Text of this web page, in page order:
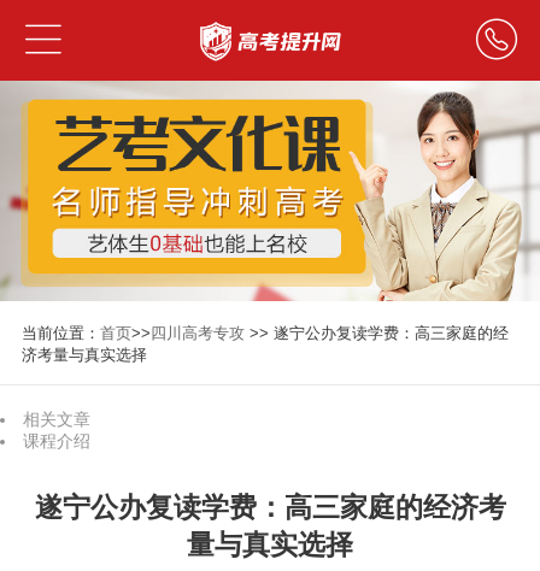
当前位置： 首页>>四川高考专攻>> 遂宁公办复读学费：高三家庭的经
济考量与真实选择
相关文章
课程介绍
遂宁公办复读学费：高三家庭的经济考
量与真实选择